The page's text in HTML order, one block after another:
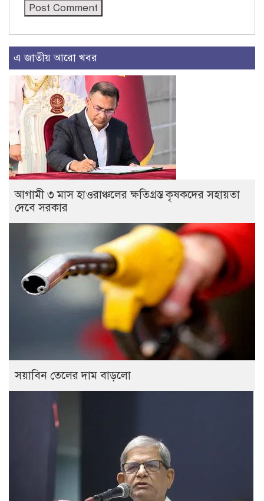
এ জাতীয় আরো খবর
আগামী ৩ মাস হাওরাঞ্চলের ক্ষতিগ্রস্ত কৃষকদের সহায়তা
দেবে সরকার
সয়াবিন তেলের দাম বাড়লো